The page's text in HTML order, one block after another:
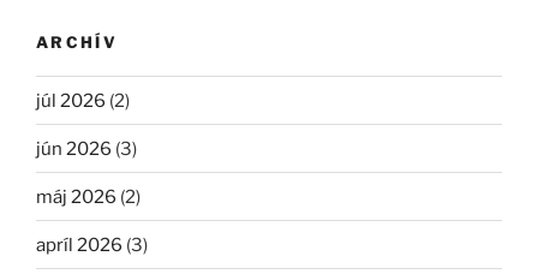
ARCHÍV
júl 2026 (2)
jún 2026 (3)
máj 2026 (2)
apríl 2026 (3)